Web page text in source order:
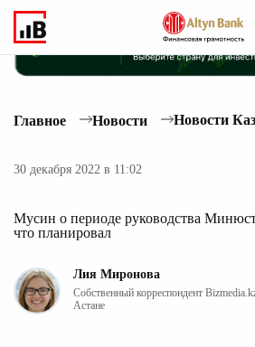
Главное Новости Новости
30 декабря 2022 в 11:02
Мусин о периоде руководства
что планировал
Лия Миронова
Собственный корреспондент
Астане